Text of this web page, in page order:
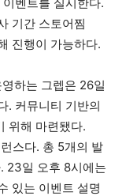
기간 스토어찜
진행이 가능하다.
하는 그렙은 26일
. 커뮤니티 기반의
위해 마련됐다.
스다. 총 5개의 발
23일 오후 8시에는
있는 이벤트 설명